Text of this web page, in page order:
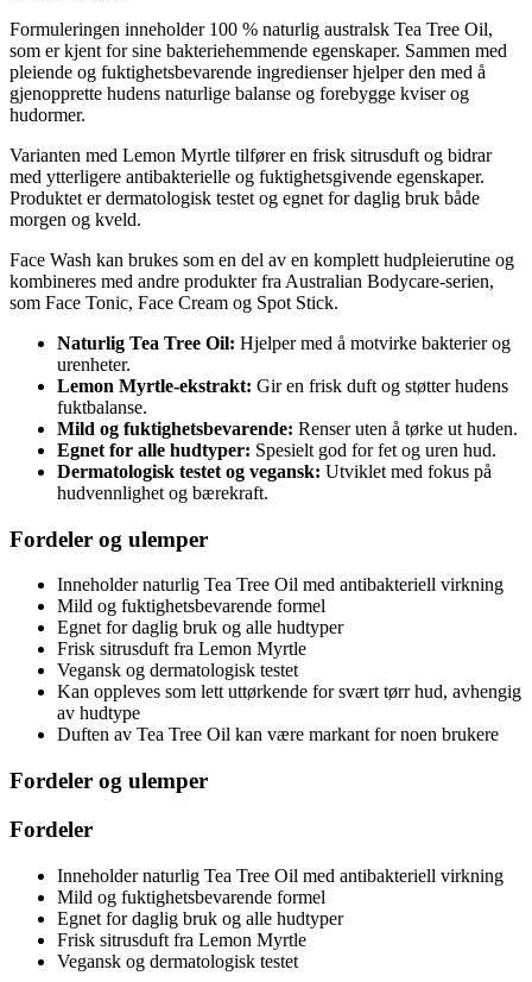
Formuleringen inneholder 100 % naturlig australsk Tea Tree Oil,
som er kjent for sine bakteriehemmende egenskaper. Sammen med
pleiende og fuktighetsbevarende ingredienser hjelper den med å
gjenopprette hudens naturlige balanse og forebygge kviser og
hudormer.
Varianten med Lemon Myrtle tilfører en frisk sitrusduft og bidrar
med ytterligere antibakterielle og fuktighetsgivende egenskaper.
Produktet er dermatologisk testet og egnet for daglig bruk både
morgen og kveld.
Face Wash kan brukes som en del av en komplett hudpleierutine og
kombineres med andre produkter fra Australian Bodycare-serien,
som Face Tonic, Face Cream og Spot Stick.
Naturlig Tea Tree Oil: Hjelper med å motvirke bakterier og
urenheter.
Lemon Myrtle-ekstrakt: Gir en frisk duft og støtter hudens
fuktbalanse.
Mild og fuktighetsbevarende: Renser uten å tørke ut huden.
Egnet for alle hudtyper: Spesielt god for fet og uren hud.
Dermatologisk testet og vegansk: Utviklet med fokus på
hudvennlighet og bærekraft.
Fordeler og ulemper
Inneholder naturlig Tea Tree Oil med antibakteriell virkning
Mild og fuktighetsbevarende formel
Egnet for daglig bruk og alle hudtyper
Frisk sitrusduft fra Lemon Myrtle
Vegansk og dermatologisk testet
Kan oppleves som lett uttørkende for svært tørr hud, avhengig
av hudtype
Duften av Tea Tree Oil kan være markant for noen brukere
Fordeler og ulemper
Fordeler
Inneholder naturlig Tea Tree Oil med antibakteriell virkning
Mild og fuktighetsbevarende formel
Egnet for daglig bruk og alle hudtyper
Frisk sitrusduft fra Lemon Myrtle
Vegansk og dermatologisk testet